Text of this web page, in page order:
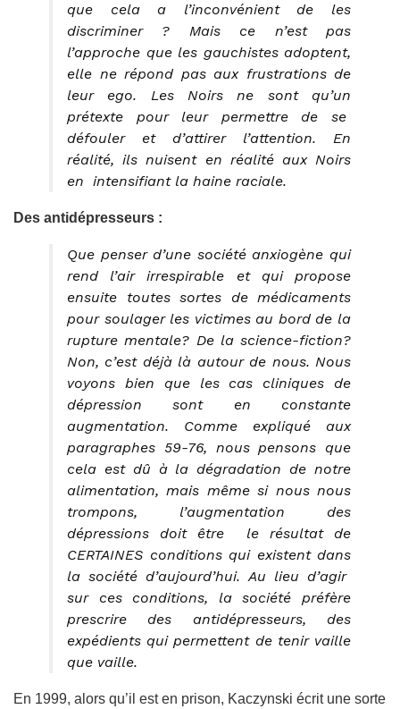
que cela a l’inconvénient de les
discriminer ? Mais ce n’est pas
l’approche que les gauchistes adoptent,
elle ne répond pas aux frustrations de
leur ego. Les Noirs ne sont qu’un
prétexte pour leur permettre de se
défouler et d’attirer l’attention. En
réalité, ils nuisent en réalité aux Noirs
en intensifiant la haine raciale.
Des antidépresseurs :
Que penser d’une société anxiogène qui
rend l’air irrespirable et qui propose
ensuite toutes sortes de médicaments
pour soulager les victimes au bord de la
rupture mentale? De la science-fiction?
Non, c’est déjà là autour de nous. Nous
voyons bien que les cas cliniques de
dépression sont en constante
augmentation. Comme expliqué aux
paragraphes 59-76, nous pensons que
cela est dû à la dégradation de notre
alimentation, mais même si nous nous
trompons, l’augmentation des
dépressions doit être le résultat de
CERTAINES conditions qui existent dans
la société d’aujourd’hui. Au lieu d’agir
sur ces conditions, la société préfère
prescrire des antidépresseurs, des
expédients qui permettent de tenir vaille
que vaille.
En 1999, alors qu’il est en prison, Kaczynski écrit une sorte